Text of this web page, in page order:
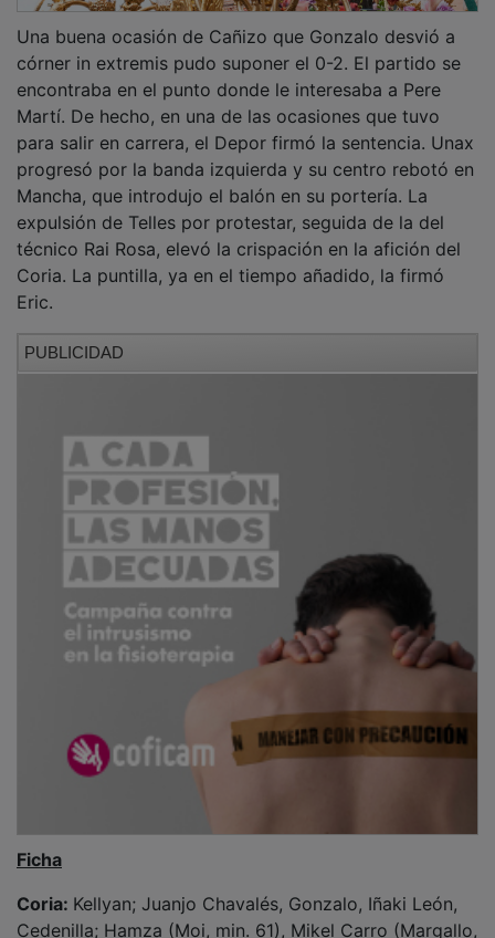
córner in extremis pudo suponer el 0-2. El partido se
encontraba en el punto donde le interesaba a Pere
Martí. De hecho, en una de las ocasiones que tuvo
para salir en carrera, el Depor firmó la sentencia. Unax
progresó por la banda izquierda y su centro rebotó en
Mancha, que introdujo el balón en su portería. La
expulsión de Telles por protestar, seguida de la del
técnico Rai Rosa, elevó la crispación en la afición del
Coria. La puntilla, ya en el tiempo añadido, la firmó
Eric.
Cedenilla; Hamza (Moi, min. 61), Mikel Carro (Margallo,